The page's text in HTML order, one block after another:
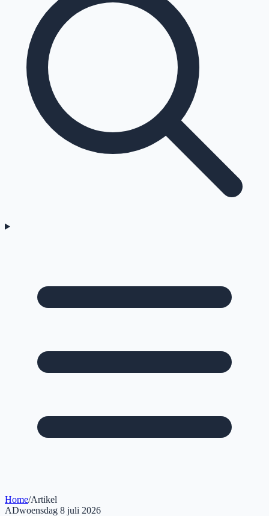
Home/Artikel
ADwoensdag 8 juli 2026